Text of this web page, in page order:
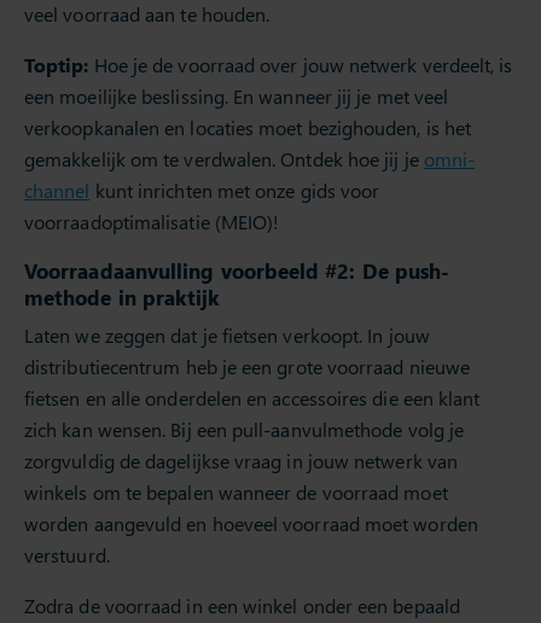
veel voorraad aan te houden.
Toptip: Hoe je de voorraad over jouw netwerk verdeelt, is
een moeilijke beslissing. En wanneer jij je met veel
verkoopkanalen en locaties moet bezighouden, is het
gemakkelijk om te verdwalen. Ontdek hoe jij je omni-
channel kunt inrichten met onze gids voor
voorraadoptimalisatie (MEIO)!
Voorraadaanvulling voorbeeld #2: De push-
methode in praktijk
Laten we zeggen dat je fietsen verkoopt. In jouw
distributiecentrum heb je een grote voorraad nieuwe
fietsen en alle onderdelen en accessoires die een klant
zich kan wensen. Bij een pull-aanvulmethode volg je
zorgvuldig de dagelijkse vraag in jouw netwerk van
winkels om te bepalen wanneer de voorraad moet
worden aangevuld en hoeveel voorraad moet worden
verstuurd.
Zodra de voorraad in een winkel onder een bepaald